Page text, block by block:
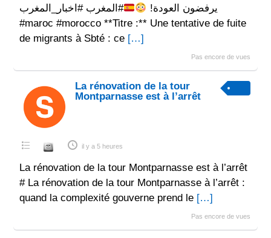
يرفضون العودة!
#المغرب #اخبار_المغرب
#maroc #morocco **Titre :** Une tentative de fuite
de migrants à Sbté : ce […]
Pas encore de vues
La rénovation de la tour
Montparnasse est à l’arrêt
il y a 5 heures
La rénovation de la tour Montparnasse est à l’arrêt
# La rénovation de la tour Montparnasse à l’arrêt :
quand la complexité gouverne prend le […]
Pas encore de vues